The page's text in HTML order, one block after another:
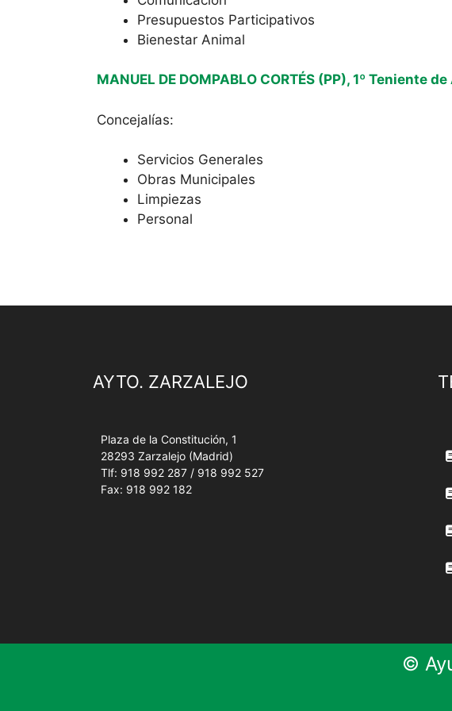
Presupuestos Participativos
Bienestar Animal
MANUEL DE DOMPABLO CORTÉS (PP), 1º Teniente
Concejalías:
Servicios Generales
Obras Municipales
Limpiezas
Personal
AYTO. ZARZALEJO
Plaza de la Constitución, 1
28293 Zarzalejo (Madrid)
Tlf: 918 992 287 / 918 992 527
Fax: 918 992 182
©